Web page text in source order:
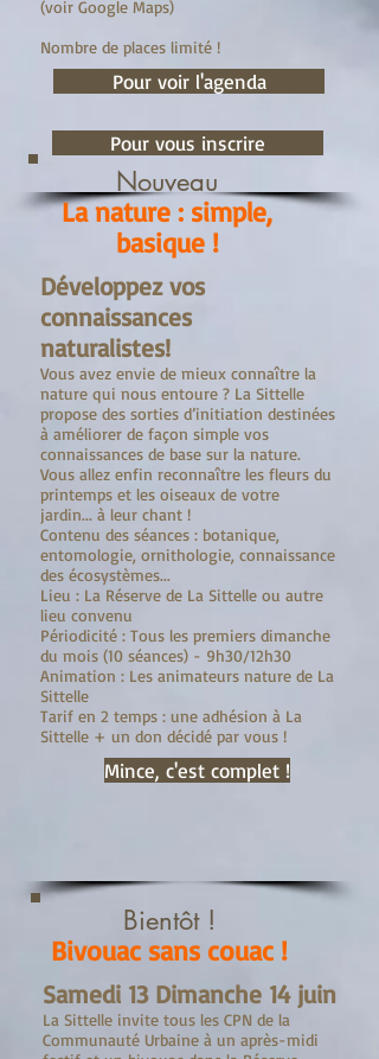
(voir Google Maps)
Nombre de places limité !
Pour voir l'agenda
Pour vous inscrire
Nouveau
La nature : simple,
basique !
Développez vos
connaissances
naturalistes!
Vous avez envie de mieux connaître la
nature qui nous entoure ? La Sittelle
propose des sorties d’initiation destinées
à améliorer de façon simple vos
connaissances de base sur la nature.
Vous allez enfin reconnaître les fleurs du
printemps et les oiseaux de votre
jardin... à leur chant !
Contenu des séances : botanique,
entomologie, ornithologie, connaissance
des écosystèmes...
Lieu : La Réserve de La Sittelle ou autre
lieu convenu
Périodicité : Tous les premiers dimanche
du mois (10 séances) - 9h30/12h30
Animation : Les animateurs nature de La
Sittelle
Tarif en 2 temps : une adhésion à La
Sittelle + un don décidé par vous !
Mince, c'est complet !
Bientôt !
Bivouac sans couac !
Samedi 13 Dimanche 14 juin
La Sittelle invite tous les CPN de la
Communauté Urbaine à un après-midi